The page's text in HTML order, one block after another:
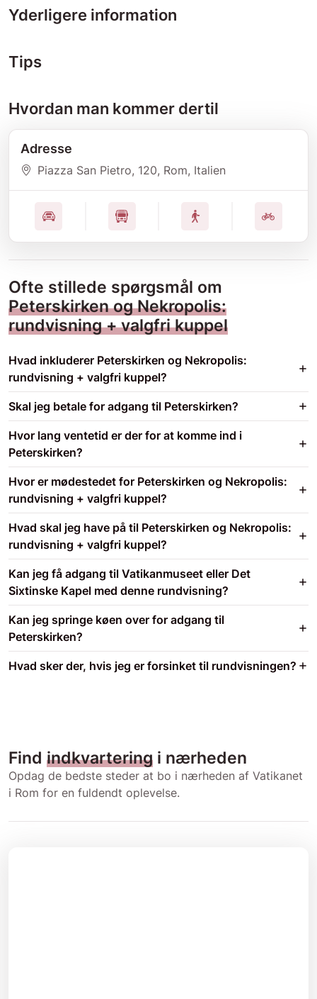
Yderligere information
Tips
Hvordan man kommer dertil
Adresse
Piazza San Pietro, 120, Rom, Italien
Ofte stillede spørgsmål om
Peterskirken og Nekropolis:
rundvisning + valgfri kuppel
Hvad inkluderer Peterskirken og Nekropolis:
rundvisning + valgfri kuppel?
Skal jeg betale for adgang til Peterskirken?
Hvor lang ventetid er der for at komme ind i
Peterskirken?
Hvor er mødestedet for Peterskirken og Nekropolis:
rundvisning + valgfri kuppel?
Hvad skal jeg have på til Peterskirken og Nekropolis:
rundvisning + valgfri kuppel?
Kan jeg få adgang til Vatikanmuseet eller Det
Sixtinske Kapel med denne rundvisning?
Kan jeg springe køen over for adgang til
Peterskirken?
Hvad sker der, hvis jeg er forsinket til rundvisningen?
Find indkvartering i nærheden
Opdag de bedste steder at bo i nærheden af Vatikanet
i Rom for en fuldendt oplevelse.